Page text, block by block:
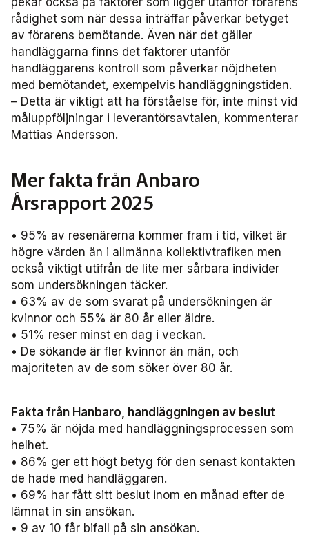
rådighet som när dessa inträffar påverkar betyget
av förarens bemötande. Även när det gäller
handläggarna finns det faktorer utanför
handläggarens kontroll som påverkar nöjdheten
med bemötandet, exempelvis handläggningstiden.
– Detta är viktigt att ha förståelse för, inte minst vid
måluppföljningar i leverantörsavtalen, kommenterar
Mattias Andersson.
Mer fakta från Anbaro
Årsrapport 2025
• 95% av resenärerna kommer fram i tid, vilket är
högre värden än i allmänna kollektivtrafiken men
också viktigt utifrån de lite mer sårbara individer
som undersökningen täcker.
• 63% av de som svarat på undersökningen är
kvinnor och 55% är 80 år eller äldre.
• 51% reser minst en dag i veckan.
• De sökande är fler kvinnor än män, och
majoriteten av de som söker över 80 år.
Fakta från Hanbaro, handläggningen av beslut
• 75% är nöjda med handläggningsprocessen som
helhet.
• 86% ger ett högt betyg för den senast kontakten
de hade med handläggaren.
• 69% har fått sitt beslut inom en månad efter de
lämnat in sin ansökan.
• 9 av 10 får bifall på sin ansökan.